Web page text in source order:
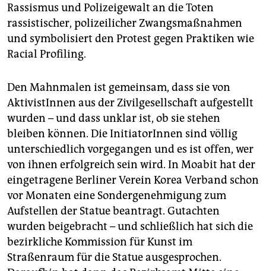
Rassismus und Polizeigewalt an die Toten
rassistischer, polizeilicher Zwangsmaßnahmen
und symbolisiert den Protest gegen Praktiken wie
Racial Profiling.
Den Mahnmalen ist gemeinsam, dass sie von
AktivistInnen aus der Zivilgesellschaft aufgestellt
wurden – und dass unklar ist, ob sie stehen
bleiben können. Die InitiatorInnen sind völlig
unterschiedlich vorgegangen und es ist offen, wer
von ihnen erfolgreich sein wird. In Moabit hat der
eingetragene Berliner Verein Korea Verband schon
vor Monaten eine Sondergenehmigung zum
Aufstellen der Statue beantragt. Gutachten
wurden beigebracht – und schließlich hat sich die
bezirkliche Kommission für Kunst im
Straßenraum für die Statue ausgesprochen.